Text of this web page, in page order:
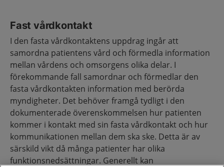
Fast vårdkontakt
I den fasta vårdkontaktens uppdrag ingår att
samordna patientens vård och förmedla information
mellan vårdens och omsorgens olika delar. I
förekommande fall samordnar och förmedlar den
fasta vårdkontakten information med berörda
myndigheter. Det behöver framgå tydligt i den
dokumenterade överenskommelsen hur patienten
kommer i kontakt med sin fasta vårdkontakt och hur
kommunikationen mellan dem ska ske. Detta är av
särskild vikt då många patienter har olika
funktionsnedsättningar. Generellt kan